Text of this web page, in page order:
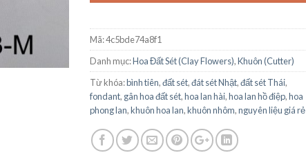
Mã:4c5bde74a8f1
Danh mục:Hoa Đất Sét (Clay Flowers),Khuôn (Cutter)
Từ khóa:bình tiên,đất sét,đát sét Nhật,đất sét Thái,
fondant, gân hoa đất sét,hoa lan hài,hoa lan hồ điệp,hoa
phong lan,khuôn hoa lan,khuôn nhôm,nguyên liệu giá rẻ